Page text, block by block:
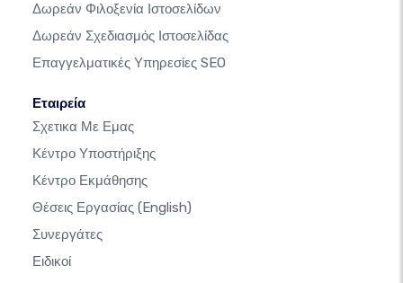
Δωρεάν Φιλοξενία Ιστοσελίδων
Δωρεάν Σχεδιασμός Ιστοσελίδας
Επαγγελματικές Υπηρεσίες SEO
Εταιρεία
Σχετικα Με Εμας
Κέντρο Υποστήριξης
Κέντρο Εκμάθησης
Θέσεις Εργασίας (English)
Συνεργάτες
Ειδικοί